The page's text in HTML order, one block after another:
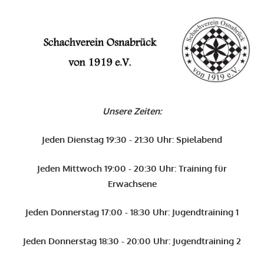
Unsere Zeiten:
Jeden Dienstag 19:30 - 21:30 Uhr: Spielabend
Jeden Mittwoch 19:00 - 20:30 Uhr: Training für
Erwachsene
Jeden Donnerstag 17:00 - 18:30 Uhr: Jugendtraining 1
Jeden Donnerstag 18:30 - 20:00 Uhr: Jugendtraining 2